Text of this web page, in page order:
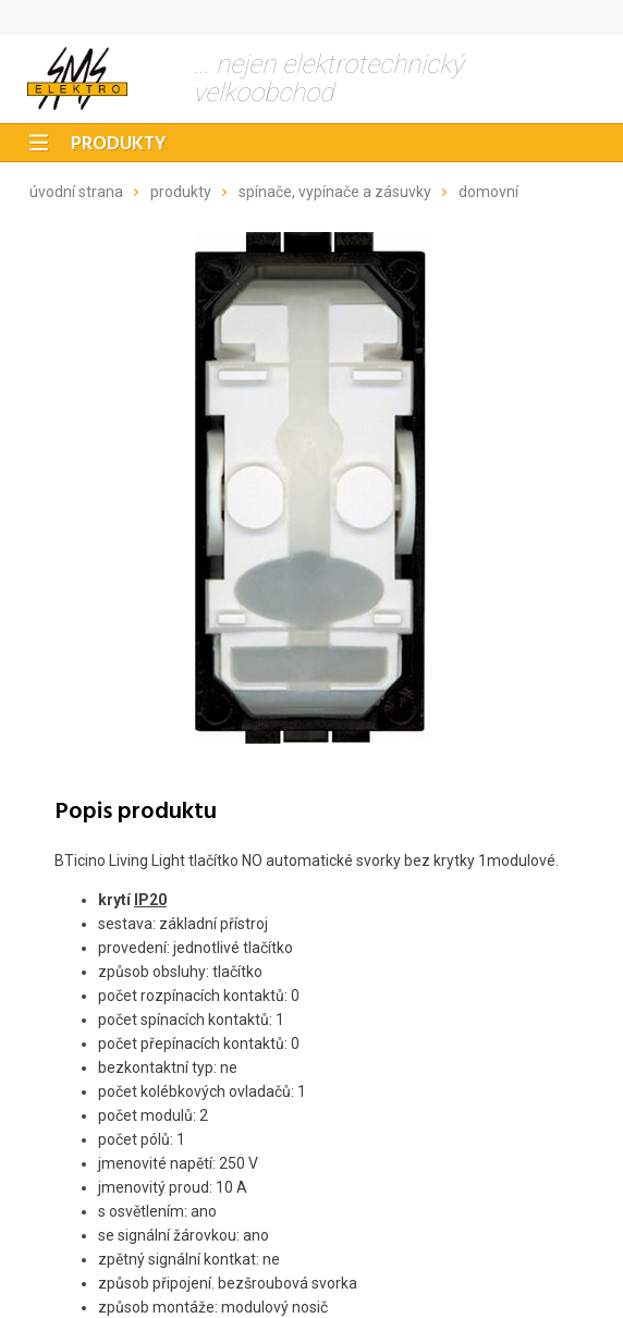
... nejen elektrotechnický
velkoobchod
PRODUKTY
úvodní strana produkty spínače, vypínače a zásuvky domovní
Popis produktu
BTicino Living Light tlačítko NO automatické svorky bez krytky 1modulové.
krytí IP20
sestava: základní přístroj
provedení: jednotlivé tlačítko
způsob obsluhy: tlačítko
počet rozpínacích kontaktů: 0
počet spínacích kontaktů: 1
počet přepínacích kontaktů: 0
bezkontaktní typ: ne
počet kolébkových ovladačů: 1
počet modulů: 2
počet pólů: 1
jmenovité napětí: 250 V
jmenovitý proud: 10 A
s osvětlením: ano
se signální žárovkou: ano
zpětný signální kontkat: ne
způsob připojení. bezšroubová svorka
způsob montáže: modulový nosič